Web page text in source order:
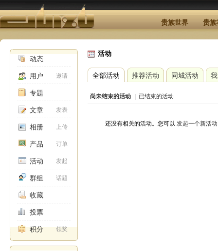
贵族世界 贵族
动态
用户 邀请
专题
文章 发表
相册 上传
产品 订单
活动 发起
群组 话题
收藏
投票
积分 领奖
活动
全部活动 推荐活动 同城活动
尚未结束的活动 已结束的活动
还没有相关的活动。您可以 发起一个新活动